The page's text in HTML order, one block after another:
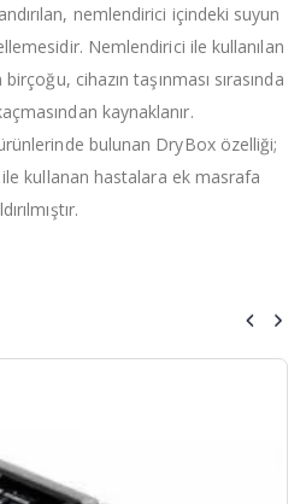
nemlendirici içindeki suyun
Nemlendirici ile kullanılan
cihazın taşınması sırasında
kaynaklanır.
bulunan DryBox özelliği;
ile kullanan hastalara ek masrafa